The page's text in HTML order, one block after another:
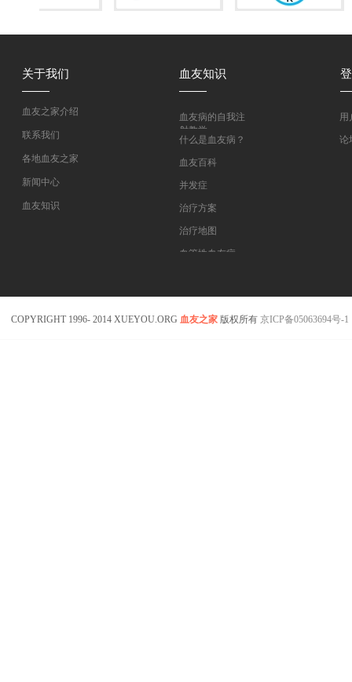
关于我们 血友知识
血友之家介绍
联系我们
各地血友之家
新闻中心
血友知识
血友病的自我注
射教学
什么是血友病？
血友百科
并发症
治疗方案
治疗地图
血管性血友病
用
论
COPYRIGHT 1996- 2014 XUEYOU.ORG 血友之家版权所有 京ICP备05063694号-1